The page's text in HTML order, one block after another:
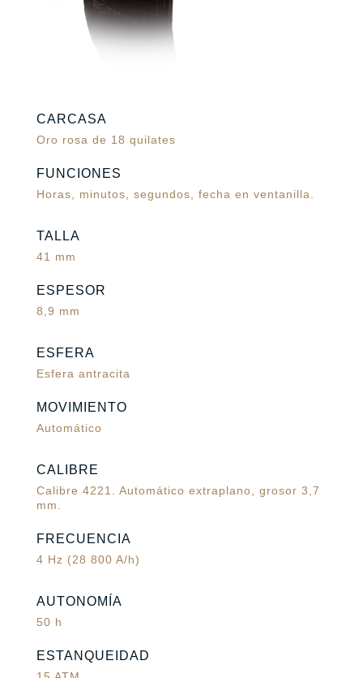
CARCASA
Oro rosa de 18 quilates
FUNCIONES
Horas, minutos, segundos, fecha en ventanilla.
TALLA
41 mm
ESPESOR
8,9 mm
ESFERA
Esfera antracita
MOVIMIENTO
Automático
CALIBRE
Calibre 4221. Automático extraplano, grosor 3,7
mm.
FRECUENCIA
4 Hz (28 800 A/h)
AUTONOMÍA
50 h
ESTANQUEIDAD